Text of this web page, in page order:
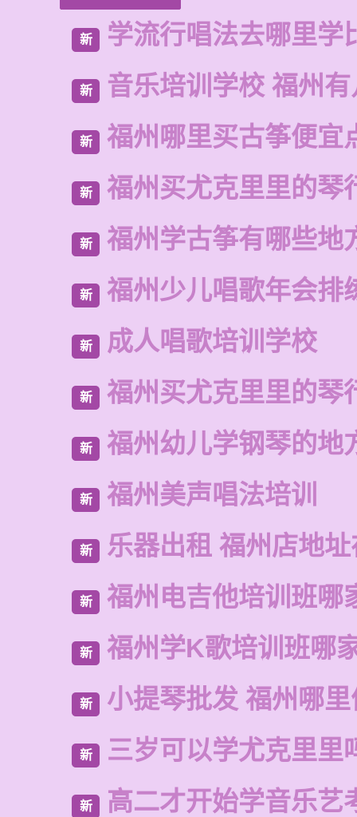
新 学流行唱法去哪里学
新 音乐培训学校 福州
新 福州哪里买古筝便宜
新 福州买尤克里里的琴
新 福州学古筝有哪些地
新 福州少儿唱歌年会排
新 成人唱歌培训学校
新 福州买尤克里里的琴
新 福州幼儿学钢琴的地
新 福州美声唱法培训
新 乐器出租 福州店地
新 福州电吉他培训班哪
新 福州学K歌培训班哪
新 小提琴批发 福州哪
新 三岁可以学尤克里里
新 高二才开始学音乐艺